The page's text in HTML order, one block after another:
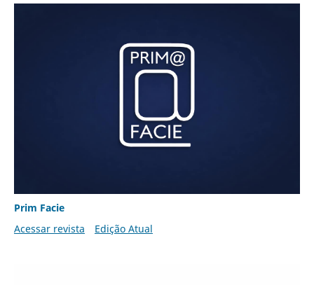
Prim Facie
Acessar revista
Edição Atual